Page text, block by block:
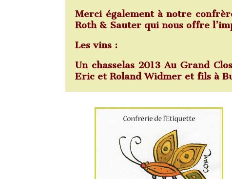
Merci également à notre
Roth & Sauter qui nous offre
Les vins :
Un chasselas 2013 Au Grand
Eric et Roland Widmer et fils à